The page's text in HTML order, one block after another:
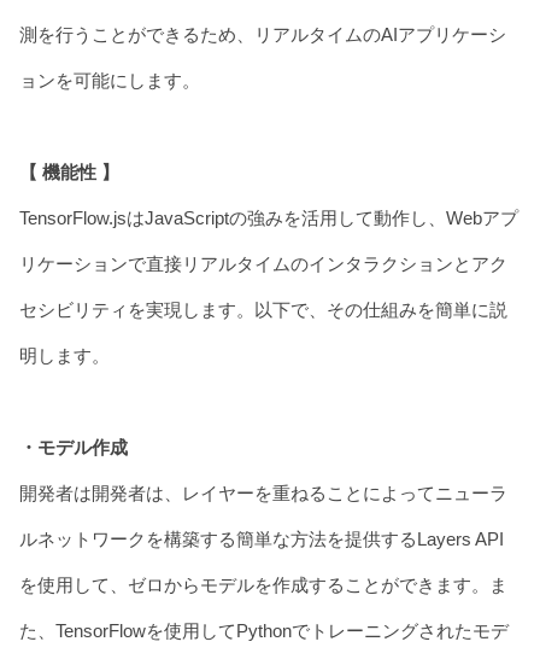
測を行うことができるため、リアルタイムのAIアプリケーシ
ョンを可能にします。
【 機能性 】
TensorFlow.jsはJavaScriptの強みを活用して動作し、Webアプ
リケーションで直接リアルタイムのインタラクションとアク
セシビリティを実現します。以下で、その仕組みを簡単に説
明します。
・モデル作成
開発者は開発者は、レイヤーを重ねることによってニューラ
ルネットワークを構築する簡単な方法を提供するLayers API
を使用して、ゼロからモデルを作成することができます。ま
た、TensorFlowを使用してPythonでトレーニングされたモデ